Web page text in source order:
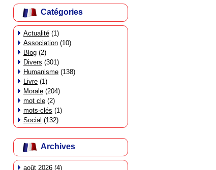
Catégories
Actualité (1)
Association (10)
Blog (2)
Divers (301)
Humanisme (138)
Livre (1)
Morale (204)
mot cle (2)
mots-clés (1)
Social (132)
Archives
août 2026 (4)